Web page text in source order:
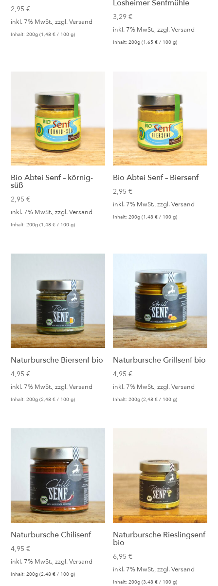
2,95€
inkl. 7% MwSt., zzgl.Versand
Inhalt: 200g (1,48€ / 100 g)
Losheimer Senfmühle
3,29€
inkl. 7% MwSt., zzgl.Versand
Inhalt: 200g (1,65€ / 100 g)
Bio Abtei Senf – körnig-
süß
2,95€
inkl. 7% MwSt., zzgl.Versand
Inhalt: 200g (1,48€ / 100 g)
Bio Abtei Senf – Biersenf
2,95€
inkl. 7% MwSt., zzgl.Versand
Inhalt: 200g (1,48€ / 100 g)
Naturbursche Biersenf bio
4,95€
inkl. 7% MwSt., zzgl.Versand
Inhalt: 200g (2,48€ / 100 g)
Naturbursche Grillsenf bio
4,95€
inkl. 7% MwSt., zzgl.Versand
Inhalt: 200g (2,48€ / 100 g)
Naturbursche Chilisenf
4,95€
inkl. 7% MwSt., zzgl.Versand
Inhalt: 200g (2,48€ / 100 g)
Naturbursche Rieslingsenf
bio
6,95€
inkl. 7% MwSt., zzgl.Versand
Inhalt: 200g (3,48€ / 100 g)